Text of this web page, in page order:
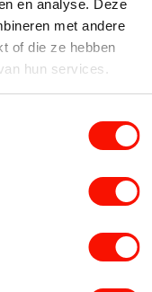
en analyse. Deze
met andere
of die ze hebben
hun services.